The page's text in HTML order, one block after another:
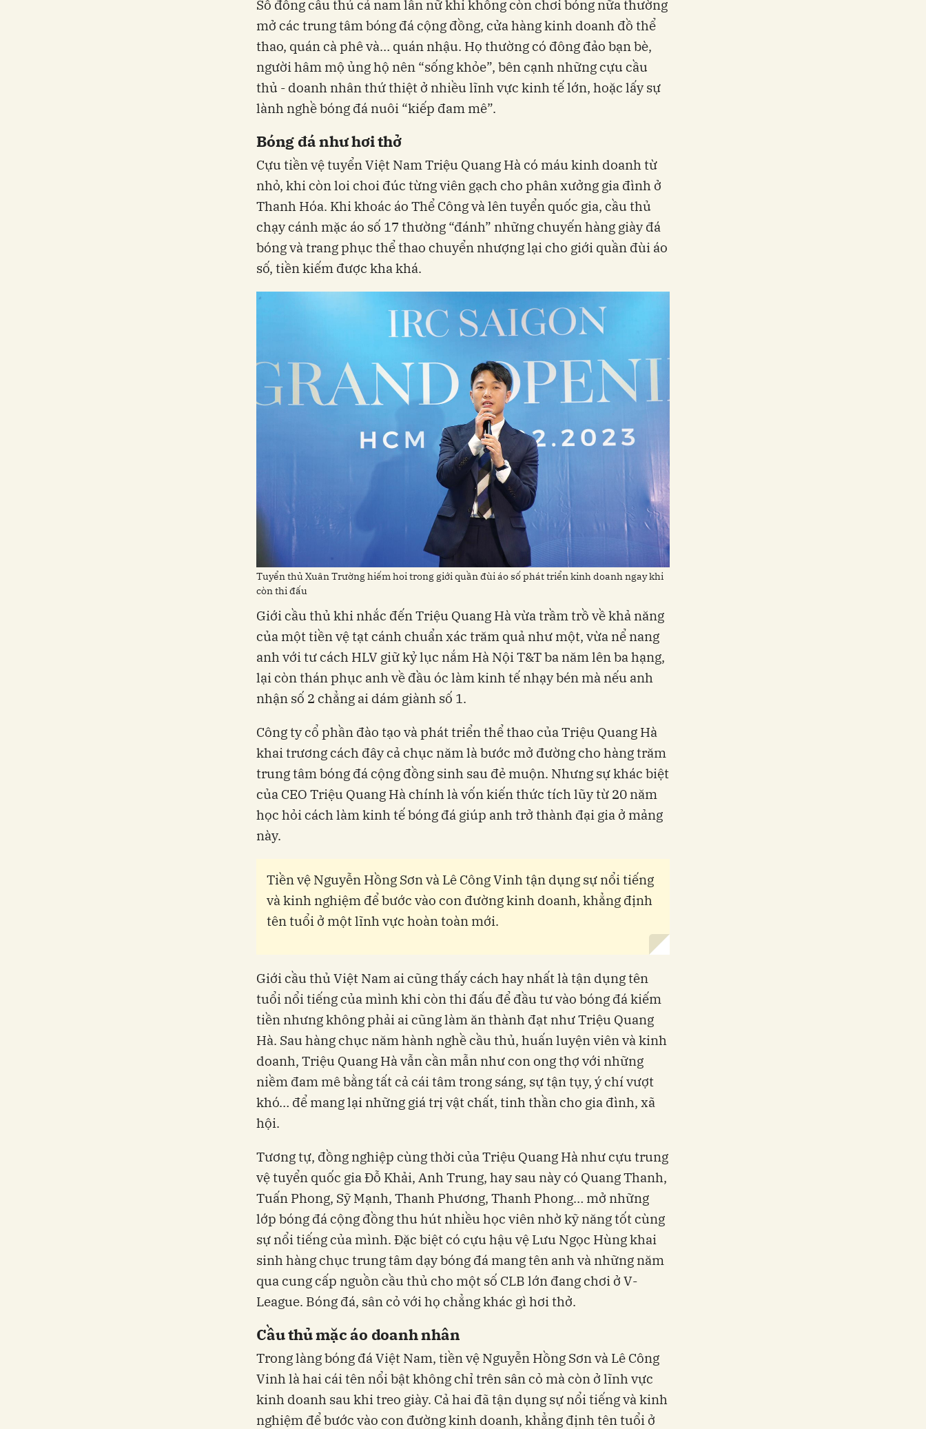
Số đông cầu thủ cả nam lẫn nữ khi không còn chơi bóng nữa thường
mở các trung tâm bóng đá cộng đồng, cửa hàng kinh doanh đồ thể
thao, quán cà phê và… quán nhậu. Họ thường có đông đảo bạn bè,
người hâm mộ ủng hộ nên “sống khỏe”, bên cạnh những cựu cầu
thủ - doanh nhân thứ thiệt ở nhiều lĩnh vực kinh tế lớn, hoặc lấy sự
lành nghề bóng đá nuôi “kiếp đam mê”.
Bóng đá như hơi thở
Cựu tiền vệ tuyển Việt Nam Triệu Quang Hà có máu kinh doanh từ
nhỏ, khi còn loi choi đúc từng viên gạch cho phân xưởng gia đình ở
Thanh Hóa. Khi khoác áo Thể Công và lên tuyển quốc gia, cầu thủ
chạy cánh mặc áo số 17 thường “đánh” những chuyến hàng giày đá
bóng và trang phục thể thao chuyển nhượng lại cho giới quần đùi áo
số, tiền kiếm được kha khá.
Tuyển thủ Xuân Trường hiếm hoi trong giới quần đùi áo số phát triển kinh doanh ngay khi
còn thi đấu
Giới cầu thủ khi nhắc đến Triệu Quang Hà vừa trầm trồ về khả năng
của một tiền vệ tạt cánh chuẩn xác trăm quả như một, vừa nể nang
anh với tư cách HLV giữ kỷ lục nắm Hà Nội T&T ba năm lên ba hạng,
lại còn thán phục anh về đầu óc làm kinh tế nhạy bén mà nếu anh
nhận số 2 chẳng ai dám giành số 1.
Công ty cổ phần đào tạo và phát triển thể thao của Triệu Quang Hà
khai trương cách đây cả chục năm là bước mở đường cho hàng trăm
trung tâm bóng đá cộng đồng sinh sau đẻ muộn. Nhưng sự khác biệt
của CEO Triệu Quang Hà chính là vốn kiến thức tích lũy từ 20 năm
học hỏi cách làm kinh tế bóng đá giúp anh trở thành đại gia ở mảng
này.
Tiền vệ Nguyễn Hồng Sơn và Lê Công Vinh tận dụng sự nổi tiếng
và kinh nghiệm để bước vào con đường kinh doanh, khẳng định
tên tuổi ở một lĩnh vực hoàn toàn mới.
Giới cầu thủ Việt Nam ai cũng thấy cách hay nhất là tận dụng tên
tuổi nổi tiếng của mình khi còn thi đấu để đầu tư vào bóng đá kiếm
tiền nhưng không phải ai cũng làm ăn thành đạt như Triệu Quang
Hà. Sau hàng chục năm hành nghề cầu thủ, huấn luyện viên và kinh
doanh, Triệu Quang Hà vẫn cần mẫn như con ong thợ với những
niềm đam mê bằng tất cả cái tâm trong sáng, sự tận tụy, ý chí vượt
khó… để mang lại những giá trị vật chất, tinh thần cho gia đình, xã
hội.
Tương tự, đồng nghiệp cùng thời của Triệu Quang Hà như cựu trung
vệ tuyển quốc gia Đỗ Khải, Anh Trung, hay sau này có Quang Thanh,
Tuấn Phong, Sỹ Mạnh, Thanh Phương, Thanh Phong… mở những
lớp bóng đá cộng đồng thu hút nhiều học viên nhờ kỹ năng tốt cùng
sự nổi tiếng của mình. Đặc biệt có cựu hậu vệ Lưu Ngọc Hùng khai
sinh hàng chục trung tâm dạy bóng đá mang tên anh và những năm
qua cung cấp nguồn cầu thủ cho một số CLB lớn đang chơi ở V-
League. Bóng đá, sân cỏ với họ chẳng khác gì hơi thở.
Cầu thủ mặc áo doanh nhân
Trong làng bóng đá Việt Nam, tiền vệ Nguyễn Hồng Sơn và Lê Công
Vinh là hai cái tên nổi bật không chỉ trên sân cỏ mà còn ở lĩnh vực
kinh doanh sau khi treo giày. Cả hai đã tận dụng sự nổi tiếng và kinh
nghiệm để bước vào con đường kinh doanh, khẳng định tên tuổi ở